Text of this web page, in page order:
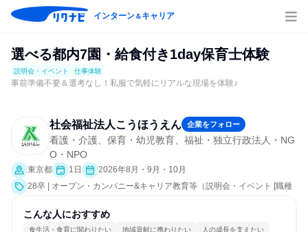
インターン＆キャリア
選べる都内7園・給食付き1day保育士体験
説明会・イベント 仕事体験
事前準備不要＆選考なし！私服で気軽にリアルな現場を体験♪
社会福祉法人こうほうえん 企業をフォロー
看護・介護、保育・幼児教育、福祉・独立行政法人・NG
O・NPO
東京都 1日
2026年8月・9月・10月
28卒 | オープン・カンパニー&キャリア教育等（説明会・イベント [職種
究]、仕事体験）
こんな人におすすめ
食生活・食育に関わりたい 地域貢献に携わりたい 人の成長を支えたい